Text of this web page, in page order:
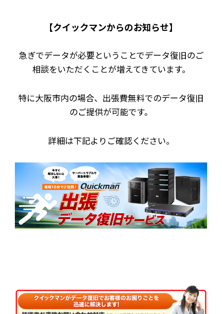
【クイックマンからのお知らせ】
急ぎでデータが必要ということでデータ復旧のご
相談をいただくことが増えてきています。
特に大阪市内の場合、出張費無料でのデータ復旧
のご提供が可能です。
詳細は下記よりご確認ください。